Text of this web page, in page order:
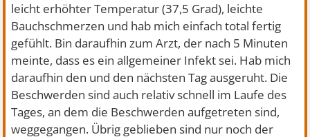
leicht erhöhter Temperatur (37,5 Grad), leichte
Bauchschmerzen und hab mich einfach total fertig
gefühlt. Bin daraufhin zum Arzt, der nach 5 Minuten
meinte, dass es ein allgemeiner Infekt sei. Hab mich
daraufhin den und den nächsten Tag ausgeruht. Die
Beschwerden sind auch relativ schnell im Laufe des
Tages, an dem die Beschwerden aufgetreten sind,
weggegangen. Übrig geblieben sind nur noch der